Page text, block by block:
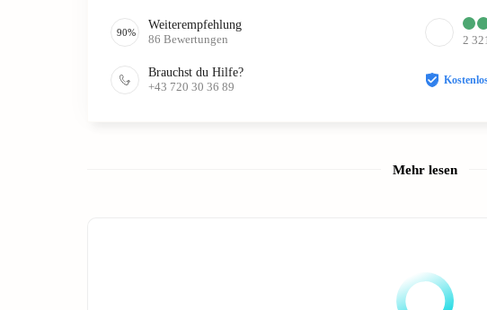
90%
Weiterempfehlung
86 Bewertungen 2 321
Brauchst du Hilfe?
+43 720 30 36 89
Mehr lesen